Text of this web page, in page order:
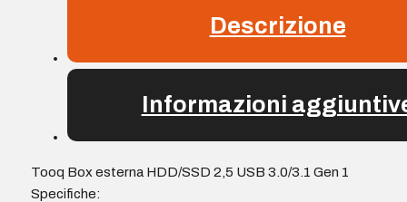
Descrizione
Informazioni
Tooq Box esterna HDD/SSD 2,5 USB 3.0/3.1 Gen 1
Specifiche: